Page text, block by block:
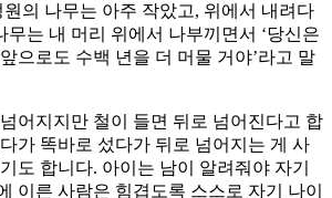
의 나무는 아주 작았고, 위에서 내려다
무는 내 머리 위에서 나부끼면서 ‘당신은
으로도 수백 년을 더 머물 거야’라고 말
어지지만 철이 들면 뒤로 넘어진다고 합
가 똑바로 섰다가 뒤로 넘어지는 게 사
도 합니다. 아이는 남이 알려줘야 자기
이른 사람은 힘겹도록 스스로 자기 나이